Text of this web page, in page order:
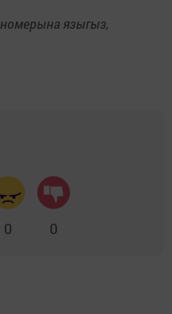
номерына языгыз,
0 0